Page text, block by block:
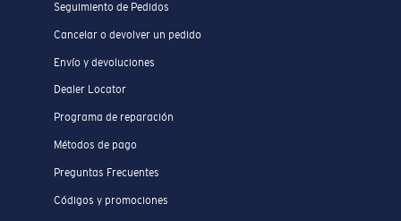
Seguimiento de Pedidos
Cancelar o devolver un pedido
Envío y devoluciones
Dealer Locator
Programa de reparación
Métodos de pago
Preguntas Frecuentes
Códigos y promociones